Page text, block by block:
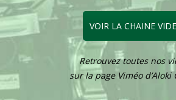
VOIR LA CHAINE
Retrouvez toutes nos
sur la page Viméo d’Aloki